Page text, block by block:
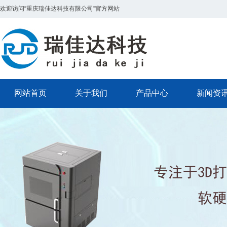
欢迎访问“重庆瑞佳达科技有限公司”官方网站
网站首页 关于我们 产品中心 新闻资